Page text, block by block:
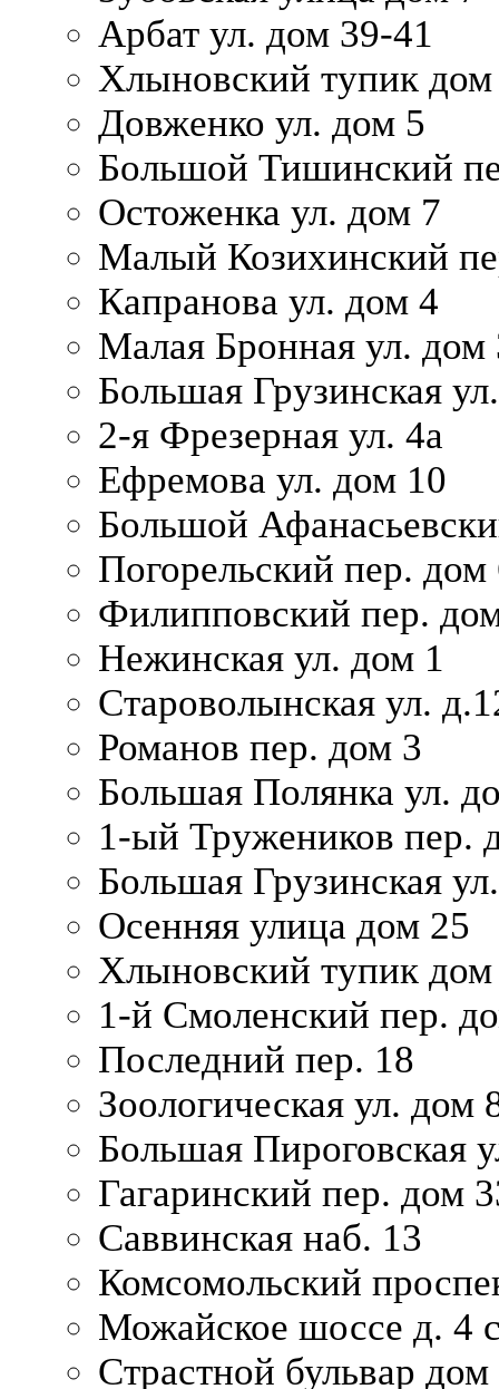
Арбат ул. дом 39-41
Хлыновский тупик
Довженко ул. дом 5
Большой Тишинский
Остоженка ул. дом 7
Малый Козихинский
Капранова ул. дом 4
Малая Бронная ул. дом
Большая Грузинская
2-я Фрезерная ул. 4а
Ефремова ул. дом 10
Большой
Погорельский пер. дом
Филипповский пер.
Нежинская ул. дом 1
Староволынская ул.
Романов пер. дом 3
Большая Полянка ул.
1-ый Тружеников пер.
Большая Грузинская
Осенняя улица дом 25
Хлыновский тупик
1-й Смоленский пер.
Последний пер. 18
Зоологическая ул. дом
Большая Пироговская
Гагаринский пер. дом
Саввинская наб. 13
Комсомольский
Можайское шоссе д. 4
Страстной бульвар дом